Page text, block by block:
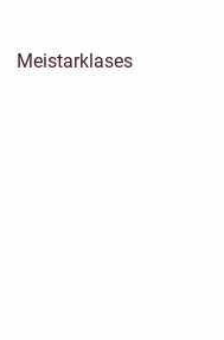
Meistarklases